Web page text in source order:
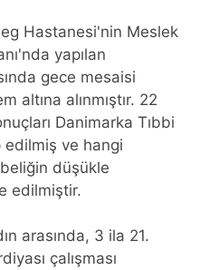
Hastanesi'nin Meslek
yapılan
gece mesaisi
altına alınmıştır. 22
Danimarka Tıbbi
edilmiş ve hangi
düşükle
edilmiştir.
arasında, 3 ila 21.
çalışması